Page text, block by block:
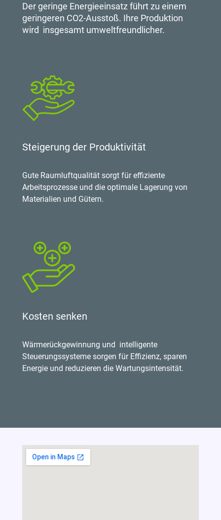
Der geringe Energieeinsatz führt zu einem
geringeren CO2-Ausstoß. Ihre Produktion
wird insgesamt umweltfreundlicher.
Steigerung der Produktivität
Gute Raumluftqualität sorgt für effiziente
Arbeitsprozesse und die optimale Lagerung von
Materialien und Gütern.
Kosten senken
Wärmerückgewinnung und intelligente
Steuerungssysteme sorgen für Effizienz, sparen
Energie und reduzieren die Wartungsintensität.